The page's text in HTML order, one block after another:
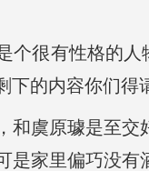
个很有性格的
的内容你们得
和虞原璩是至
是家里偏巧没